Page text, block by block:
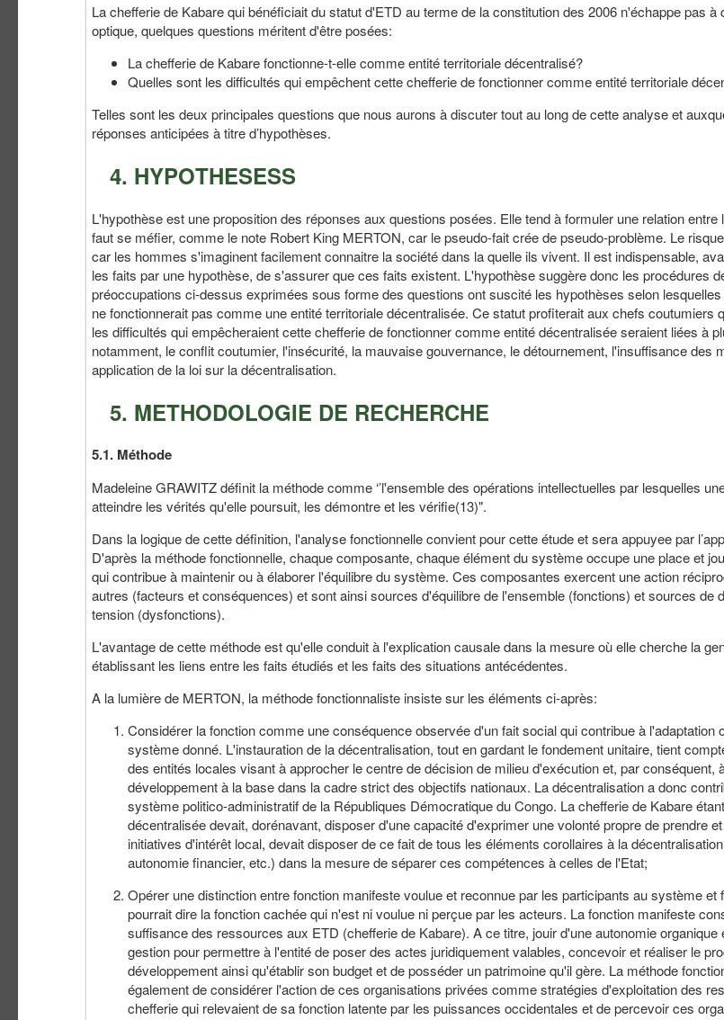
La chefferie de Kabare qui bénéficiait du statut d'ETD au terme de la constitution des 2006 n'échappe pas à
optique, quelques questions méritent d'être posées:
La chefferie de Kabare fonctionne-t-elle comme entité territoriale décentralisé?
Quelles sont les difficultés qui empêchent cette chefferie de fonctionner comme entité territoriale
Telles sont les deux principales questions que nous aurons à discuter tout au long de cette analyse et
réponses anticipées à titre d’hypothèses.
4. HYPOTHESESS
L'hypothèse est une proposition des réponses aux questions posées. Elle tend à formuler une relation
faut se méfier, comme le note Robert King MERTON, car le pseudo-fait crée de pseudo-problème. Le
car les hommes s'imaginent facilement connaitre la société dans la quelle ils vivent. Il est indispensable,
les faits par une hypothèse, de s'assurer que ces faits existent. L'hypothèse suggère donc les procédures
préoccupations ci-dessus exprimées sous forme des questions ont suscité les hypothèses selon
ne fonctionnerait pas comme une entité territoriale décentralisée. Ce statut profiterait aux chefs coutumiers
les difficultés qui empêcheraient cette chefferie de fonctionner comme entité décentralisée seraient liées à
notamment, le conflit coutumier, l'insécurité, la mauvaise gouvernance, le détournement, l'insuffisance des
application de la loi sur la décentralisation.
5. METHODOLOGIE DE RECHERCHE
5.1. Méthode
Madeleine GRAWITZ définit la méthode comme ‘’l'ensemble des opérations intellectuelles par lesquelles
atteindre les vérités qu'elle poursuit, les démontre et les vérifie(13)".
Dans la logique de cette définition, l'analyse fonctionnelle convient pour cette étude et sera appuyee par
D'après la méthode fonctionnelle, chaque composante, chaque élément du système occupe une place et
qui contribue à maintenir ou à élaborer l'équilibre du système. Ces composantes exercent une action
autres (facteurs et conséquences) et sont ainsi sources d'équilibre de l'ensemble (fonctions) et sources de
tension (dysfonctions).
L'avantage de cette méthode est qu'elle conduit à l'explication causale dans la mesure où elle cherche la
établissant les liens entre les faits étudiés et les faits des situations antécédentes.
A la lumière de MERTON, la méthode fonctionnaliste insiste sur les éléments ci-après:
Considérer la fonction comme une conséquence observée d'un fait social qui contribue à l'adaptation
système donné. L'instauration de la décentralisation, tout en gardant le fondement unitaire, tient
des entités locales visant à approcher le centre de décision de milieu d'exécution et, par conséquent,
développement à la base dans la cadre strict des objectifs nationaux. La décentralisation a donc
système politico-administratif de la Républiques Démocratique du Congo. La chefferie de Kabare
décentralisée devait, dorénavant, disposer d'une capacité d'exprimer une volonté propre de prendre
initiatives d'intérêt local, devait disposer de ce fait de tous les éléments corollaires à la
autonomie financier, etc.) dans la mesure de séparer ces compétences à celles de l'Etat;
Opérer une distinction entre fonction manifeste voulue et reconnue par les participants au système et
pourrait dire la fonction cachée qui n'est ni voulue ni perçue par les acteurs. La fonction manifeste
suffisance des ressources aux ETD (chefferie de Kabare). A ce titre, jouir d'une autonomie organique
gestion pour permettre à l'entité de poser des actes juridiquement valables, concevoir et réaliser le
développement ainsi qu'établir son budget et de posséder un patrimoine qu'il gère. La méthode
également de considérer l'action de ces organisations privées comme stratégies d'exploitation des
chefferie qui relevaient de sa fonction latente par les puissances occidentales et de percevoir ces